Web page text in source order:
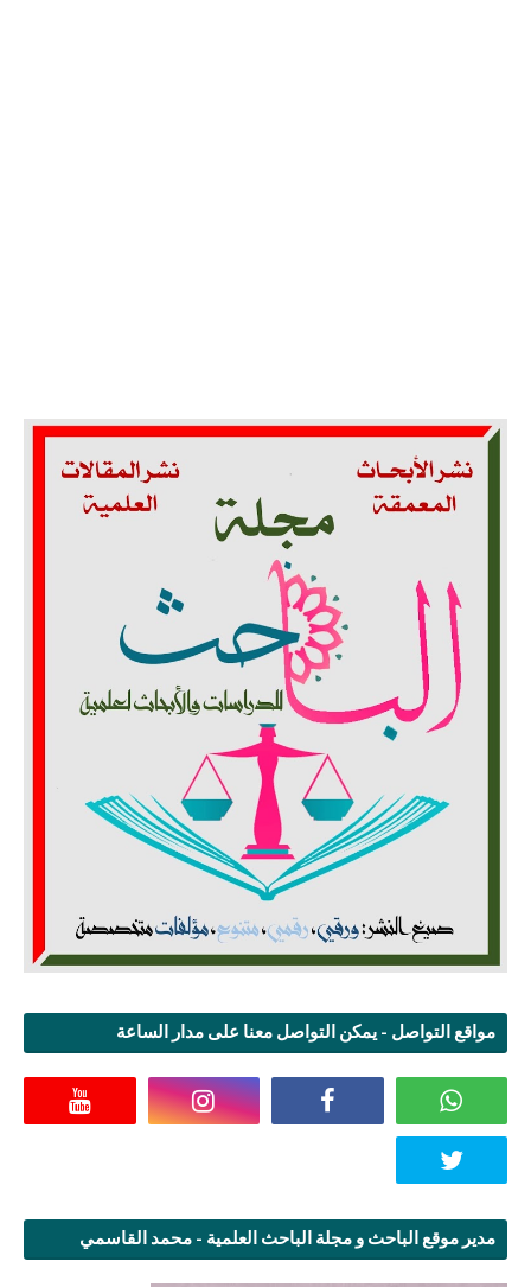
مواقع التواصل - يمكن التواصل معنا على مدار الساعة
مدير موقع الباحث و مجلة الباحث العلمية - محمد القاسمي